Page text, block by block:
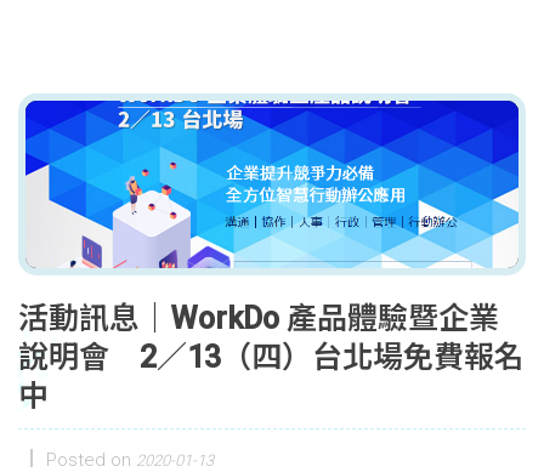
活動訊息｜WorkDo 產品體驗暨企業
說明會 2／13（四）台北場免費報名
中
Posted on 2020-01-13